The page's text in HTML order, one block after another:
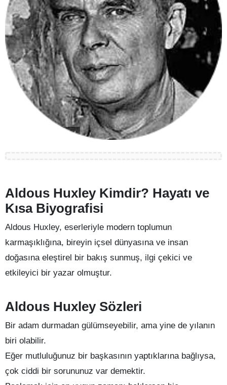
Aldous Huxley Kimdir? Hayatı ve
Kısa Biyografisi
Aldous Huxley, eserleriyle modern toplumun
karmaşıklığına, bireyin içsel dünyasına ve insan
doğasına eleştirel bir bakış sunmuş, ilgi çekici ve
etkileyici bir yazar olmuştur.
Aldous Huxley Sözleri
Bir adam durmadan gülümseyebilir, ama yine de yılanın
biri olabilir.
Eğer mutluluğunuz bir başkasının yaptıklarına bağlıysa,
çok ciddi bir sorununuz var demektir.